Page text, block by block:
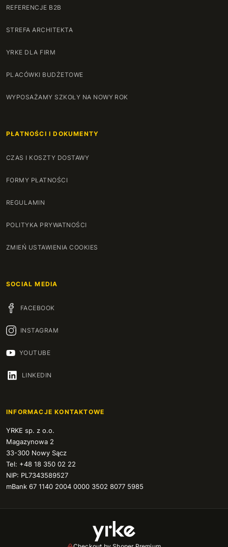
REFERENCJE B2B
STREFA ARCHITEKTA
YRKE DLA FIRM
PLACÓWKI BUDŻETOWE
WYPOSAŻAMY SZKOŁY NA NOWY ROK
PŁATNOŚCI I DOKUMENTY
CZAS I KOSZTY DOSTAWY
FORMY PŁATNOŚCI
REGULAMIN
POLITYKA PRYWATNOŚCI
ZMIEŃ USTAWIENIA COOKIES
SOCIAL MEDIA
FACEBOOK
INSTAGRAM
YOUTUBE
LINKEDIN
INFORMACJE KONTAKTOWE
YRKE sp. z o.o.
Magazynowa 2
33-300 Nowy Sącz
Tel: +48 18 350 02 22
NIP: PL7343589527
mBank 67 1140 2004 0000 3502 8077 5985